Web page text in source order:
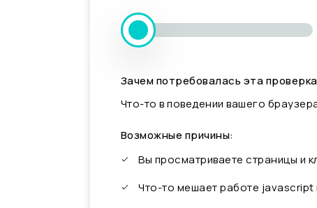
Зачем потребовалась эта
Что-то в поведении вашего
Возможные причины:
Вы просматриваете страницы и
Что-то мешает работе javascript